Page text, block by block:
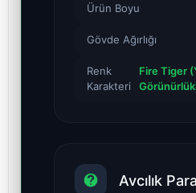
Ürün Boyu
Gövde Ağırlığı
Renk
Karakteri
Fire Tiger
Avcılık